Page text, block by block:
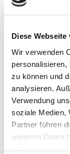
Diese
Wir verwenden
personalisieren,
zu können und
analysieren.
Verwendung
soziale Medien,
Partner führen
weiteren Daten
Einheitliche
Struktur aus
Minimaler